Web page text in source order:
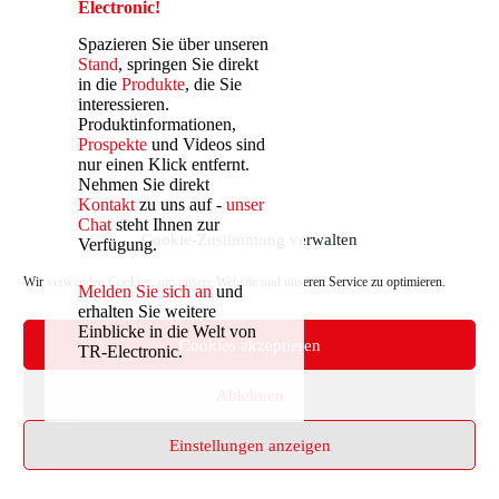
Cookie-Zustimmung verwalten
Wir verwenden Cookies, um unsere Website und unseren Service zu optimieren.
Cookies akzeptieren
Einstellungen anzeigen
Electronic!
Spazieren Sie über unseren
Stand, springen Sie direkt
in dieProdukte, die Sie
interessieren.
Produktinformationen,
Prospekte und Videos sind
nur einen Klick entfernt.
Nehmen Sie direkt
Kontakt zu uns auf -unser
Chat steht Ihnen zur
Verfügung.
Melden Sie sich an und
erhalten Sie weitere
Einblicke in die Welt von
TR-Electronic.
Home Kontakt Impressum
Datenschutz